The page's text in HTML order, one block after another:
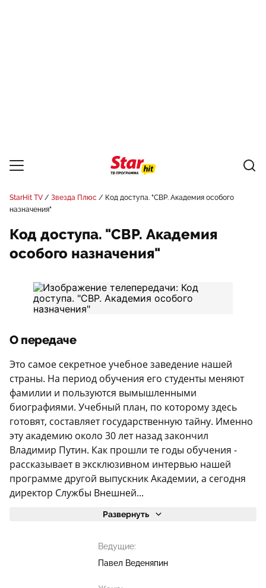
StarHit TV Звезда Плюс
Код доступа. "СВР. Академия особого
назначения"
Код доступа. "СВР. Академия
особого назначения"
О передаче
Это самое секретное учебное заведение нашей
страны. На период обучения его студенты меняют
фамилии и пользуются вымышленными
биографиями. Учебный план, по которому здесь
готовят, составляет государственную тайну. Именно
эту академию около 30 лет назад закончил
Владимир Путин. Как прошли те годы обучения -
рассказывает в эксклюзивном интервью нашей
программе другой выпускник Академии, а сегодня
директор Службы Внешней...
Развернуть
Ведущие:
Павел Веденяпин